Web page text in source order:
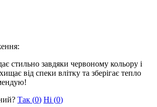
стильно завдяки червоному кольору і
від спеки влітку та зберігає тепло
Так (0) Ні (0)